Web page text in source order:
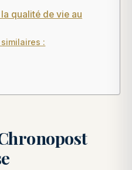
la qualité de vie au
: